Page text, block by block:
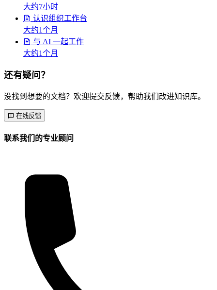
大约7小时
认识组织工作台
大约1个月
与 AI 一起工作
大约1个月
还有疑问？
没找到想要的文档？欢迎提交反馈，帮助我们改进知识库。
在线反馈
联系我们的专业顾问